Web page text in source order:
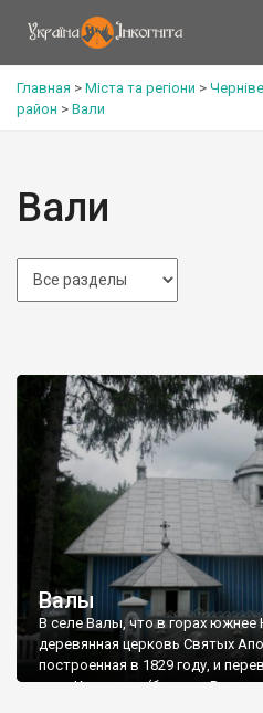
Главная > Міста та регіони >
район > Вали
Вали
Валы
В селе Валы, что в горах южнее
деревянная церковь Святых
построенная в 1829 году, и
села Корытное (бывшее